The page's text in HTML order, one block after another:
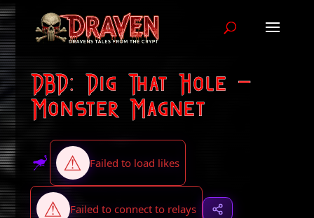
DBD: Dig That Hole –
Monster Magnet